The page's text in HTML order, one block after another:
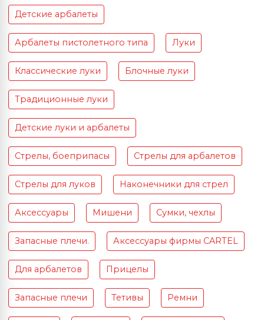
Детские арбалеты
Арбалеты пистолетного типа Луки
Классические луки Блочные луки
Традиционные луки
Детские луки и арбалеты
Стрелы, боеприпасы Стрелы для арбалетов
Стрелы для луков Наконечники для стрел
Аксессуары Мишени Сумки, чехлы
Запасные плечи. Аксессуары фирмы CARTEL
Для арбалетов Прицелы
Запасные плечи Тетивы Ремни